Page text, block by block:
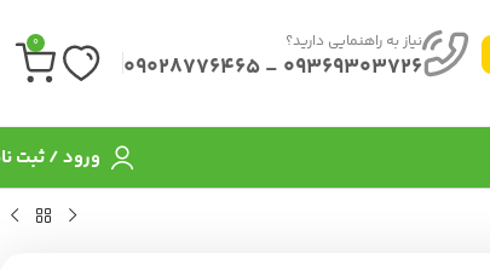
نیاز به راهنمایی دارید؟
09369303726 - 09028776465
0
ورود / ثبت